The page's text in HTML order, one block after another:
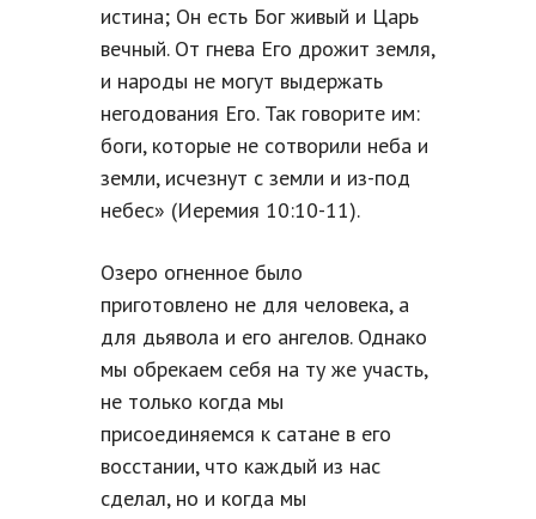
истина; Он есть Бог живый и Царь
вечный. От гнева Его дрожит земля,
и народы не могут выдержать
негодования Его. Так говорите им:
боги, которые не сотворили неба и
земли, исчезнут с земли и из-под
небес» (Иеремия 10:10-11).
Озеро огненное было
приготовлено не для человека, а
для дьявола и его ангелов. Однако
мы обрекаем себя на ту же участь,
не только когда мы
присоединяемся к сатане в его
восстании, что каждый из нас
сделал, но и когда мы